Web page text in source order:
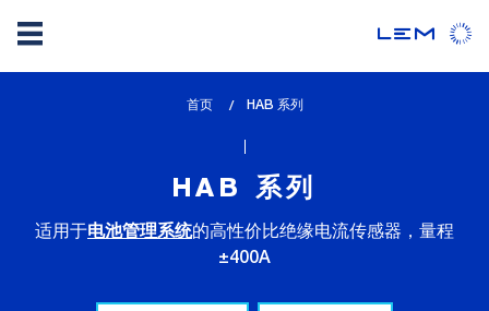
首页
lem_current_page
HAB 系列
HAB 系列
适用于电池管理系统的高性价比绝缘电流传感器，量程
±400A